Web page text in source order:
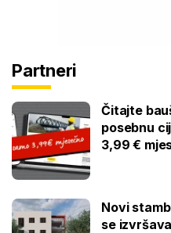
Partneri
Čitajte
posebnu
3,99 €
Novi
se